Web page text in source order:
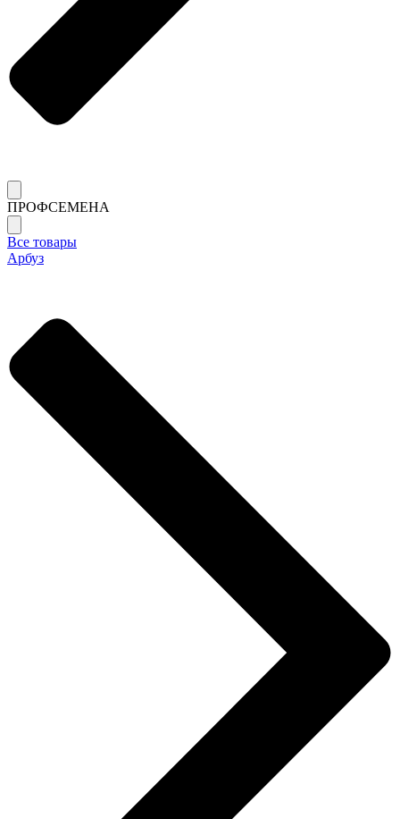
ПРОФСЕМЕНА
Все товары
Арбуз